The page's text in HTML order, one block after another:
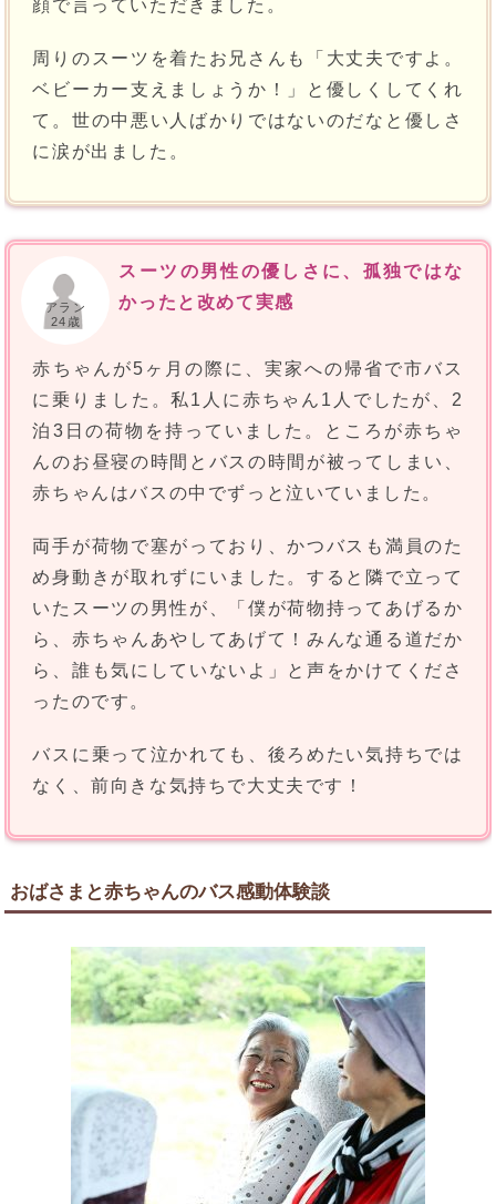
顔で言っていただきました。
周りのスーツを着たお兄さんも「大丈夫ですよ。
ベビーカー支えましょうか！」と優しくしてくれ
て。世の中悪い人ばかりではないのだなと優しさ
に涙が出ました。
アラン
24歳
スーツの男性の優しさに、孤独ではな
かったと改めて実感
赤ちゃんが5ヶ月の際に、実家への帰省で市バス
に乗りました。私1人に赤ちゃん1人でしたが、2
泊3日の荷物を持っていました。ところが赤ちゃ
んのお昼寝の時間とバスの時間が被ってしまい、
赤ちゃんはバスの中でずっと泣いていました。
両手が荷物で塞がっており、かつバスも満員のた
め身動きが取れずにいました。すると隣で立って
いたスーツの男性が、「僕が荷物持ってあげるか
ら、赤ちゃんあやしてあげて！みんな通る道だか
ら、誰も気にしていないよ」と声をかけてくださ
ったのです。
バスに乗って泣かれても、後ろめたい気持ちでは
なく、前向きな気持ちで大丈夫です！
おばさまと赤ちゃんのバス感動体験談